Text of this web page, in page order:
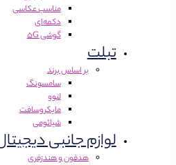
مناسب عکاسی
دکمه‌ای
گوشی 5G
تبلت
بر اساس برند
سامسونگ
لنوو
مایکروسافت
شیائومی
لوازم جانبی دیجیتال
هدفون و هندزفری